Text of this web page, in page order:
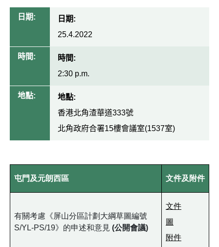
日期:
日期:
25.4.2022
時間:
時間:
2:30 p.m.
地點:
地點:
香港北角渣華道333號
北角政府合署15樓會議室(1537室)
屯門及元朗西區 文件及附件
有關考慮《屏山分區計劃大綱草圖編號
S/YL-PS/19》的申述和意見 (公開會議)
文件
圖
附件